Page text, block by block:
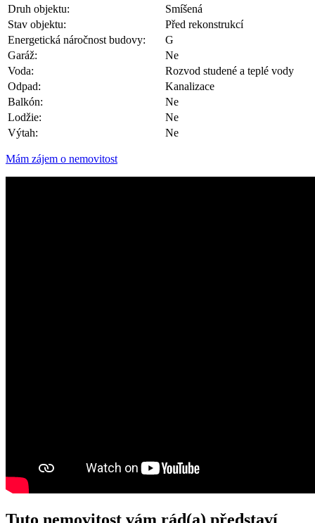
Druh objektu:
Smíšená
Stav objektu:
Před rekonstrukcí
Energetická náročnost budovy:
G
Garáž:
Ne
Voda:
Rozvod studené a teplé vody
Odpad:
Kanalizace
Balkón:
Ne
Lodžie:
Ne
Výtah:
Ne
Mám zájem o nemovitost
Tuto nemovitost vám rád(a) představí